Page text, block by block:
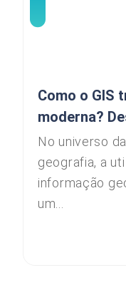
Como o GIS
moderna?
No universo
geografia, a
informação
um...